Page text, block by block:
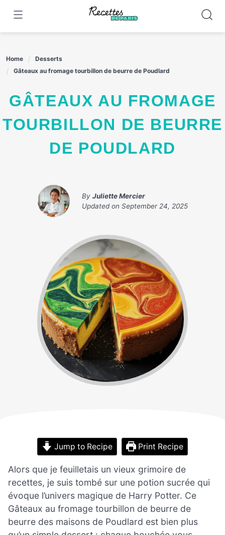
content
Home
Desserts
Gâteaux au fromage tourbillon de beurre de Poudlard
GÂTEAUX AU FROMAGE
TOURBILLON DE BEURRE
DE POUDLARD
By Juliette Mercier
Updated on September 24, 2025
Jump to Recipe Print Recipe
Alors que je feuilletais un vieux grimoire de
recettes, je suis tombé sur une potion sucrée qui
évoque l’univers magique de Harry Potter. Ce
Gâteaux au fromage tourbillon de beurre de
beurre des maisons de Poudlard est bien plus